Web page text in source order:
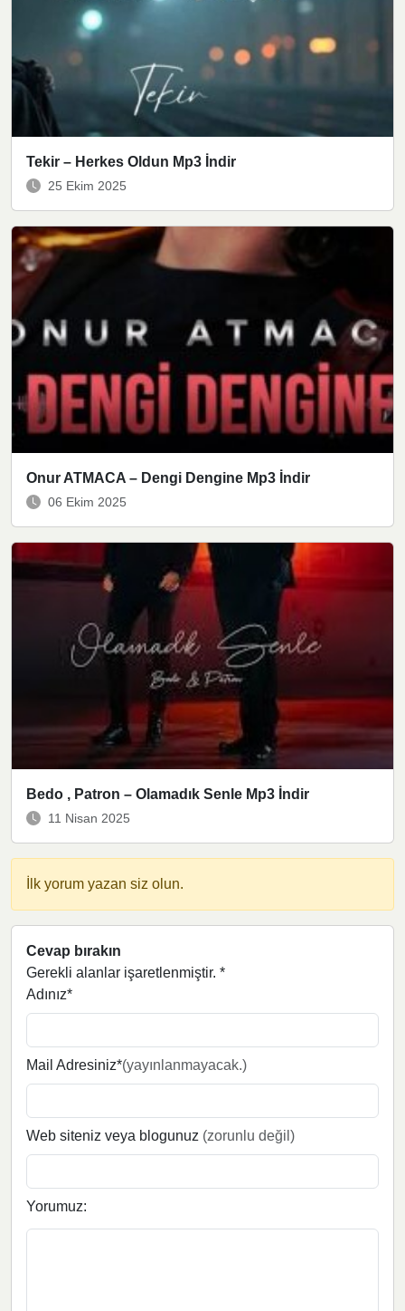
Tekir – Herkes Oldun Mp3 İndir
25 Ekim 2025
Onur ATMACA – Dengi Dengine Mp3 İndir
06 Ekim 2025
Bedo , Patron – Olamadık Senle Mp3 İndir
11 Nisan 2025
İlk yorum yazan siz olun.
Cevap bırakın
Gerekli alanlar işaretlenmiştir. *
Adınız*
Mail Adresiniz*(yayınlanmayacak.)
Web siteniz veya blogunuz (zorunlu değil)
Yorumuz: